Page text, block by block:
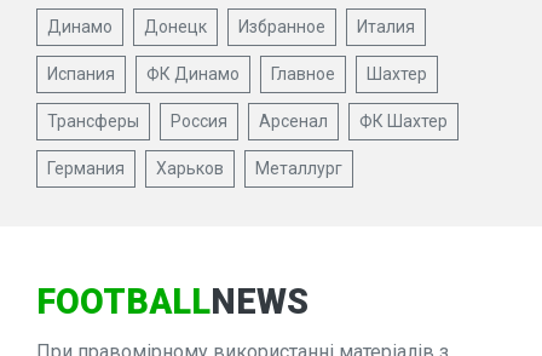
Динамо Донецк Избранное Италия
Испания ФК Динамо Главное Шахтер
Трансферы Россия Арсенал ФК Шахтер
Германия Харьков Металлург
FOOTBALLNEWS